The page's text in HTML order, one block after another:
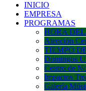
INICIO
EMPRESA
PROGRAMAS
HORA
Atención
TIEMPO
Domingos
Centro de
Impactos
Galería